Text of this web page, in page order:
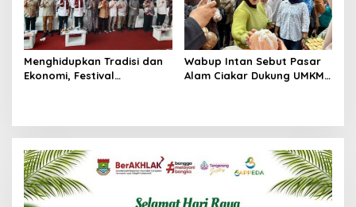
Menghidupkan Tradisi dan
Ekonomi, Festival
Wabup Intan Sebut Pasar
Alam Ciakar Dukung UMKM